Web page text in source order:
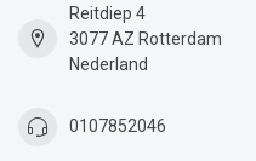
Reitdiep 4
3077 AZ Rotterdam
Nederland
0107852046